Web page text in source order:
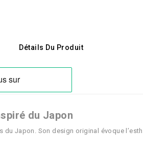
Détails Du Produit
du Japon
du Japon. Son design original évoque